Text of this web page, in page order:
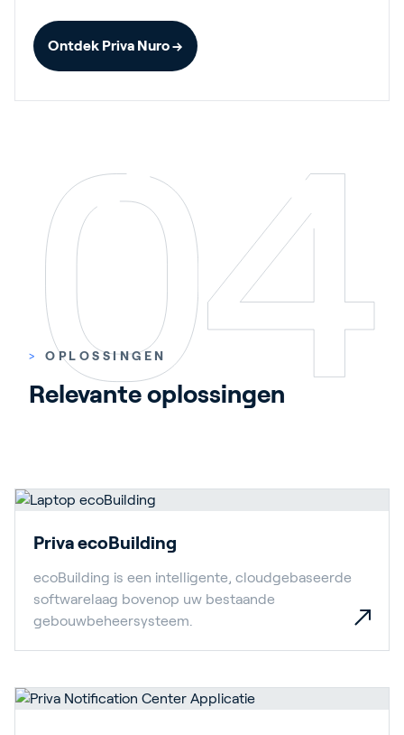
Ontdek Priva Nuro →
> OPLOSSINGEN
Relevante oplossingen
Priva ecoBuilding
ecoBuilding is een intelligente, cloudgebaseerde
softwarelaag bovenop uw bestaande
gebouwbeheersysteem.